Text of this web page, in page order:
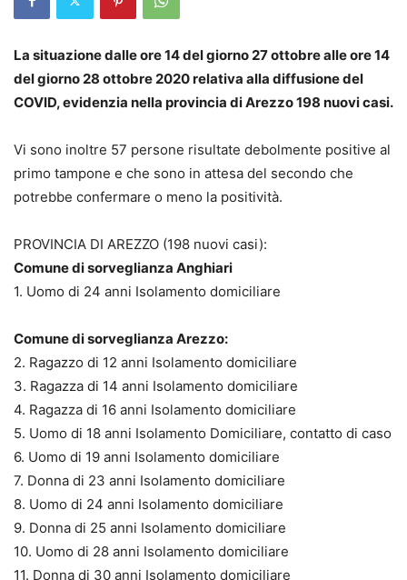
La situazione dalle ore 14 del giorno 27 ottobre alle ore 14
del giorno 28 ottobre 2020 relativa alla diffusione del
COVID, evidenzia nella provincia di Arezzo 198 nuovi casi.
Vi sono inoltre 57 persone risultate debolmente positive al
primo tampone e che sono in attesa del secondo che
potrebbe confermare o meno la positività.
PROVINCIA DI AREZZO (198 nuovi casi):
Comune di sorveglianza Anghiari
1. Uomo di 24 anni Isolamento domiciliare
Comune di sorveglianza Arezzo:
2. Ragazzo di 12 anni Isolamento domiciliare
3. Ragazza di 14 anni Isolamento domiciliare
4. Ragazza di 16 anni Isolamento domiciliare
5. Uomo di 18 anni Isolamento Domiciliare, contatto di caso
6. Uomo di 19 anni Isolamento domiciliare
7. Donna di 23 anni Isolamento domiciliare
8. Uomo di 24 anni Isolamento domiciliare
9. Donna di 25 anni Isolamento domiciliare
10. Uomo di 28 anni Isolamento domiciliare
11. Donna di 30 anni Isolamento domiciliare